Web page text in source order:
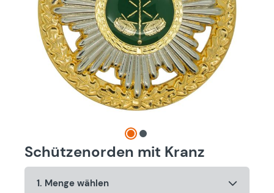
Schützenorden mit Kranz
1. Menge wählen